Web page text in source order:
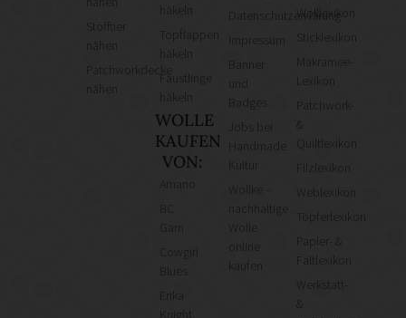
Stofftier
Patchworkdecke
häkeln
Topflappen
häkeln
Fäustlinge
häkeln
WOLLE
KAUFEN
VON:
Cowgirl
Knight
Datenschutzerklärung
Kultur
Wollke –
nachhaltige
kaufen
Wolllexikon
Sticklexikon
Makramee-
Lexikon
Patchwork-
&
Quiltlexikon
Filzlexikon
Weblexikon
Töpferlexikon
Papier- &
Faltlexikon
Werkstatt-
&